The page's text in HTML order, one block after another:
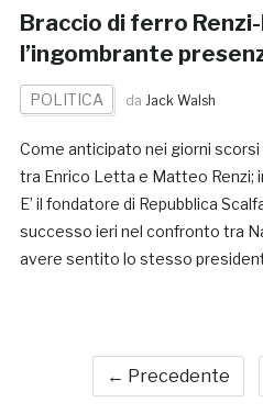
Braccio di ferro
l’ingombrante
POLITICA da Jack Walsh
Come anticipato nei giorni
tra Enrico Letta e Matteo Renzi;
E’ il fondatore di Repubblica
successo ieri nel confronto tra
avere sentito lo stesso
← Precedente